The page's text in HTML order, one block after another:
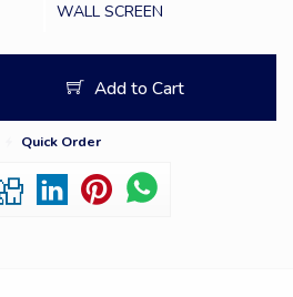
WALL SCREEN
Add to Cart
Quick Order